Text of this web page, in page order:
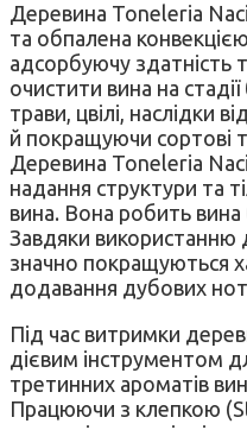
Деревина Toneleria
та обпалена
адсорбуючу здатність
очистити вина на
трави, цвілі, наслідки
й покращуючи сортові
Деревина Toneleria
надання структури та
вина. Вона робить
Завдяки використанню
значно покращуються
додавання дубових
Під час витримки
дієвим інструментом
третинних ароматів
Працюючи з клепкою